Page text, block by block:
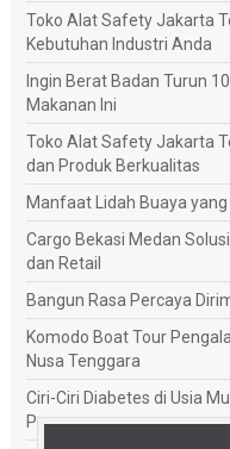
Toko Alat Safety Jakarta
Kebutuhan Industri Anda
Ingin Berat Badan Turun
Makanan Ini
Toko Alat Safety Jakarta
dan Produk Berkualitas
Manfaat Lidah Buaya
Cargo Bekasi Medan
dan Retail
Bangun Rasa Percaya
Komodo Boat Tour
Nusa Tenggara
Ciri-Ciri Diabetes di Usia
Penanganannya